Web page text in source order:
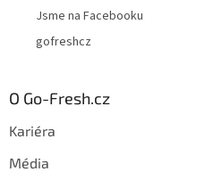
Jsme na Facebooku
gofreshcz
O Go-Fresh.cz
Kariéra
Média